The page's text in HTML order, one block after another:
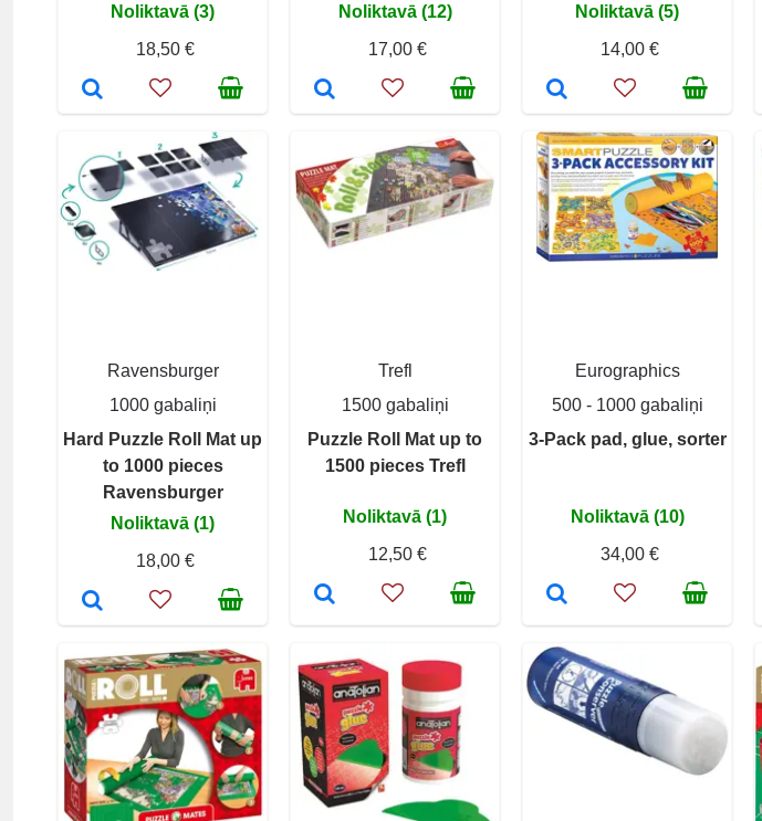
Noliktavā (3)
18,50 €
Noliktavā (12)
17,00 €
Noliktavā (5)
14,00 €
Ravensburger
1000 gabaliņi
Hard Puzzle Roll Mat up
to 1000 pieces
Ravensburger
Noliktavā (1)
18,00 €
Trefl
1500 gabaliņi
Puzzle Roll Mat up to
1500 pieces Trefl
Noliktavā (1)
12,50 €
Eurographics
500 - 1000 gabaliņi
3-Pack pad, glue, sorter
Noliktavā (10)
34,00 €